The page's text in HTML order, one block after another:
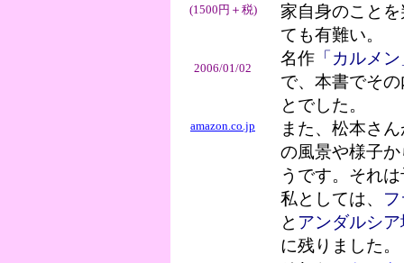
(1500円＋税)
2006/01/02
amazon.co.jp
家自身のこと
ても有難い。
名作 「カルメ
で、本書でそ
とでした。
また、松本さ
の風景や様子
うです。それ
私としては、
と アンダルシ
に残りました。